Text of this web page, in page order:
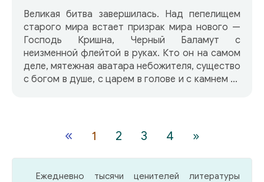
Великая битва завершилась. Над пепелищем
старого мира встает призрак мира нового —
Господь Кришна, Черный Баламут с
неизменной флейтой в руках. Кто он на самом
деле, мятежная аватара небожителя, существо
с богом в душе, с царем в голове и с камнем за
раскрывается бурная жизнь Карны-Подкидыша
по прозвищу Секач, жизнь смертной молнии из
земли в небо…
« 1 2 3 4 »
Ежедневно тысячи ценителей литературы